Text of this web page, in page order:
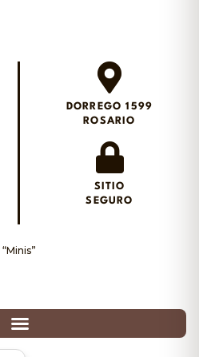
el día en
WhatsApp
DORREGO 1599
ROSARIO
SITIO
SEGURO